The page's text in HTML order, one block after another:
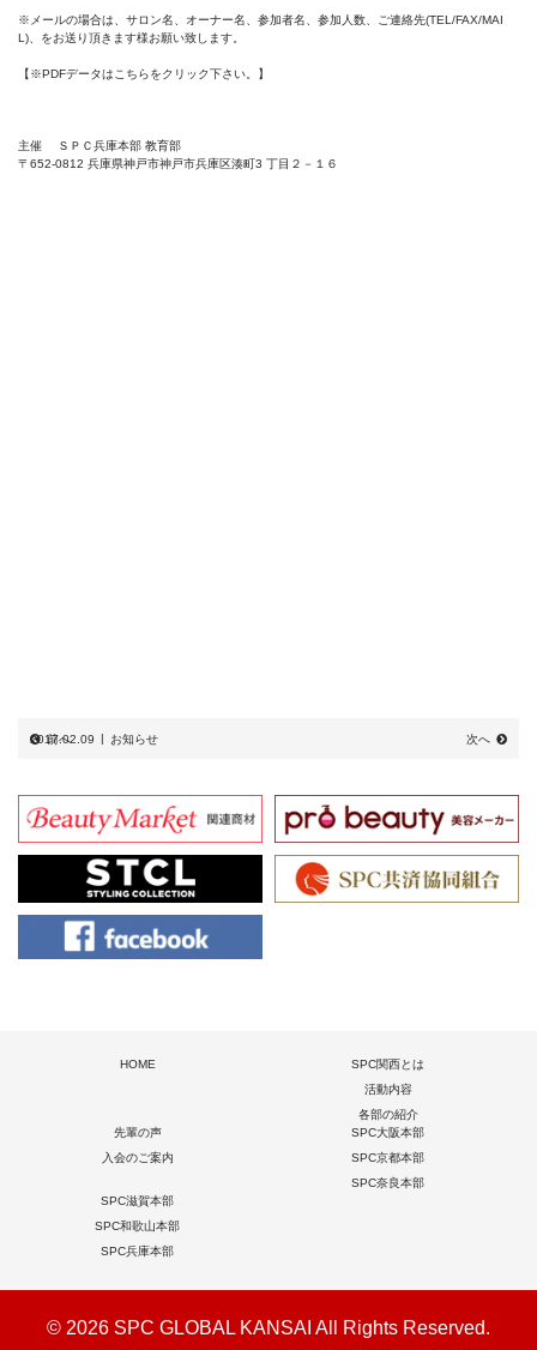
※メールの場合は、サロン名、オーナー名、参加者名、参加人数、ご連絡先(TEL/FAX/MAI
L)、をお送り頂きます様お願い致します。
【※PDFデータはこちらをクリック下さい。】
主催 ＳＰＣ兵庫本部 教育部
〒652-0812 兵庫県神戸市神戸市兵庫区湊町3 丁目２－１６
前へ
2017.02.09 お知らせ 次へ
HOME
SPC関西とは
活動内容
各部の紹介
先輩の声
入会のご案内
SPC大阪本部
SPC京都本部
SPC奈良本部
SPC滋賀本部
SPC和歌山本部
SPC兵庫本部
© 2026 SPC GLOBAL KANSAI All Rights Reserved.